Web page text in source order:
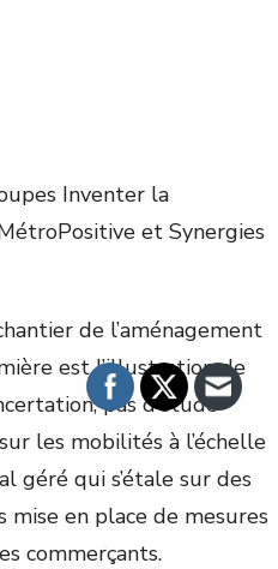
Inventer la
et Synergies
de l’aménagement
est l’illustration de
pas d’étude
les mobilités à l’échelle
géré qui s’étale sur des
mise en place de mesures
commerçants.